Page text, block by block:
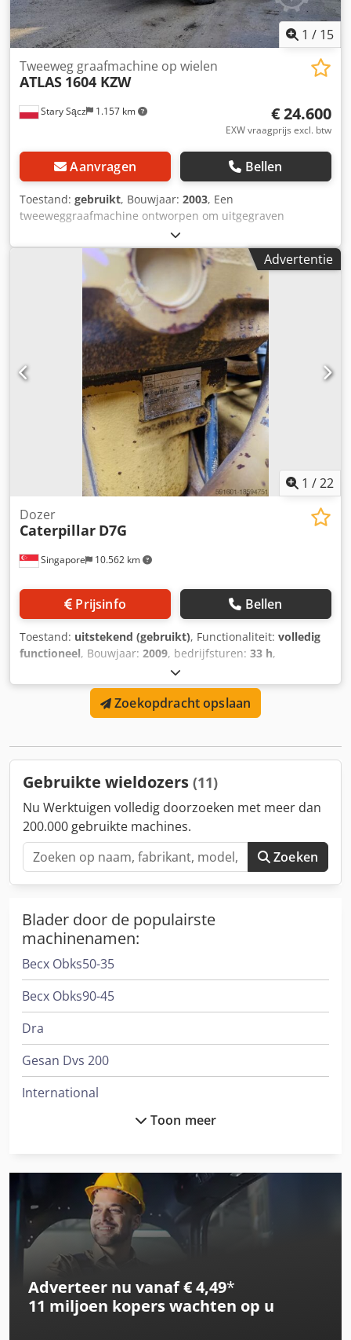
1 / 15
Stary Sącz 1.157 km
Tweeweg graafmachine op wielen
ATLAS 1604 KZW
€ 24.600
EXW vraagprijs excl. btw
Aanvragen Bellen
Toestand: gebruikt, Bouwjaar: 2003, Een
tweeweggraafmachine ontworpen om uitgegraven
materiaal los te maken voor opslag of transport. De
machine wordt gebruikt in de volgende werkzaamheden: -
op spoor- en tramsporen - onderhouds- en
baanwerkzaamheden - grond- en wegenwerken Producent:
ATLAS Model: 1604 KZW Productiejaar: 2003 Leeggewicht:
22.000 kg Afmetingen: 5,9x2,5m, h: 3,0m Motorvermogen:
90 kW Apparatuur: - airconditioning - Webasto verwarming
-arm drie keer gebroken - trekhaak voor en achter - extra
uitgang voor de pneumatische hamer - achteruitrijcamera
- vier hydraulische zijsteunen -Joystickbediening
Dedpfshutkfjx Agdokr Technische staat: gebruikt,
Advertentie
1 /22
Singapore 10.562 km
Dozer
Caterpillar D7G
Prijsinfo Bellen
Toestand: uitstekend (gebruikt), Functionaliteit: volledig
functioneel, Bouwjaar: 2009, bedrijfsturen: 33 h,
CAT00D7GLC7G01263
GEBRUIKTE CATERPILLAR DOZER MET RIPPER MODEL : D7G
SERIE : CAT00D7GLC7G01263 UUR : 33 Dksdpfxjv Dr S Ue
Agdjr JAAR : 2009
Zoekopdracht opslaan
Gebruikte wieldozers (11)
Nu Werktuigen volledig doorzoeken met meer dan
200.000 gebruikte machines.
Zoeken
Blader door de populairste
machinenamen:
Becx Obks50-35
Becx Obks90-45
Dra
Gesan Dvs 200
International
International 3288
International 3688
International 433
International 453
International 533
Toon meer
Adverteer nu vanaf € 4,49*
11 miljoen koperswachten op u